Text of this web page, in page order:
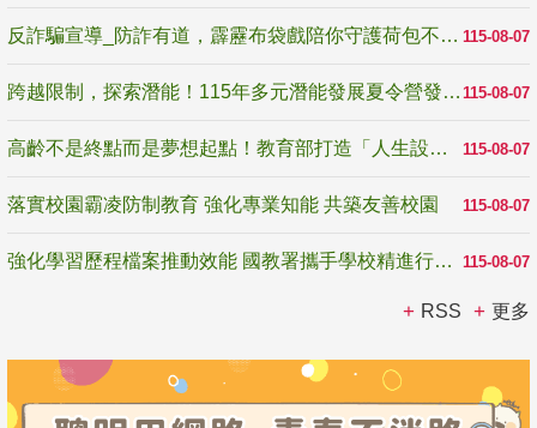
115-08-07
反詐騙宣導_防詐有道，霹靂布袋戲陪你守護荷包不受騙
115-08-07
跨越限制，探索潛能！115年多元潛能發展夏令營發掘生命無限可能
115-08-07
高齡不是終點而是夢想起點！教育部打造「人生設計夢工場」 參展第3屆高齡健康產業博覽會
115-08-07
落實校園霸凌防制教育 強化專業知能 共築友善校園
115-08-07
強化學習歷程檔案推動效能 國教署攜手學校精進行政與教學支持
RSS 更多